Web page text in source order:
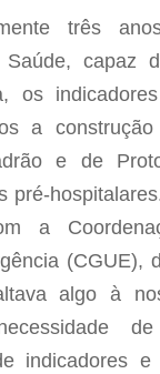
três
Saúde, capaz
os
a
e de
pré-
a
(CGUE),
algo à
indicadores